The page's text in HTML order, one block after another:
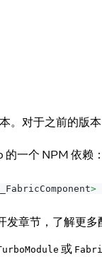
。对于之前的版
的一个 NPM 依赖
>
发章节，了解更多
或